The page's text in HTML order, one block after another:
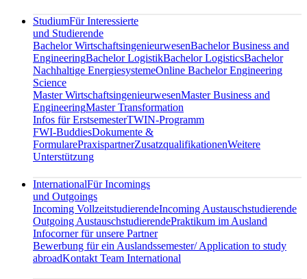
StudiumFür Interessierte
und Studierende
Bachelor WirtschaftsingenieurwesenBachelor Business and
EngineeringBachelor LogistikBachelor LogisticsBachelor
Nachhaltige EnergiesystemeOnline Bachelor Engineering
Science
Master WirtschaftsingenieurwesenMaster Business and
EngineeringMaster Transformation
Infos für ErstsemesterTWIN-Programm
FWI-BuddiesDokumente &
FormularePraxispartnerZusatzqualifikationenWeitere
Unterstützung
InternationalFür Incomings
und Outgoings
Incoming VollzeitstudierendeIncoming Austauschstudierende
Outgoing AustauschstudierendePraktikum im Ausland
Infocorner für unsere Partner
Bewerbung für ein Auslandssemester/ Application to study
abroadKontakt Team International